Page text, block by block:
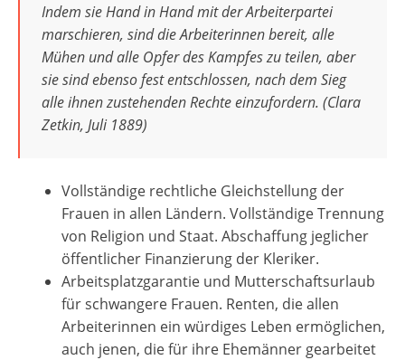
Indem sie Hand in Hand mit der Arbeiterpartei
marschieren, sind die Arbeiterinnen bereit, alle
Mühen und alle Opfer des Kampfes zu teilen, aber
sie sind ebenso fest entschlossen, nach dem Sieg
alle ihnen zustehenden Rechte einzufordern. (Clara
Zetkin, Juli 1889)
Vollständige rechtliche Gleichstellung der
Frauen in allen Ländern. Vollständige Trennung
von Religion und Staat. Abschaffung jeglicher
öffentlicher Finanzierung der Kleriker.
Arbeitsplatzgarantie und Mutterschaftsurlaub
für schwangere Frauen. Renten, die allen
Arbeiterinnen ein würdiges Leben ermöglichen,
auch jenen, die für ihre Ehemänner gearbeitet